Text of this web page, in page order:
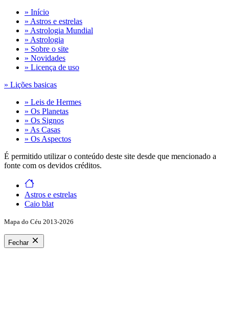
» Início
» Astros e estrelas
» Astrologia Mundial
» Astrologia
» Sobre o site
» Novidades
» Licença de uso
» Lições basicas
» Leis de Hermes
» Os Planetas
» Os Signos
» As Casas
» Os Aspectos
É permitido utilizar o conteúdo deste site desde que mencionado a
fonte com os devidos créditos.
Astros e estrelas
Caio blat
Mapa do Céu 2013-2026
Fechar